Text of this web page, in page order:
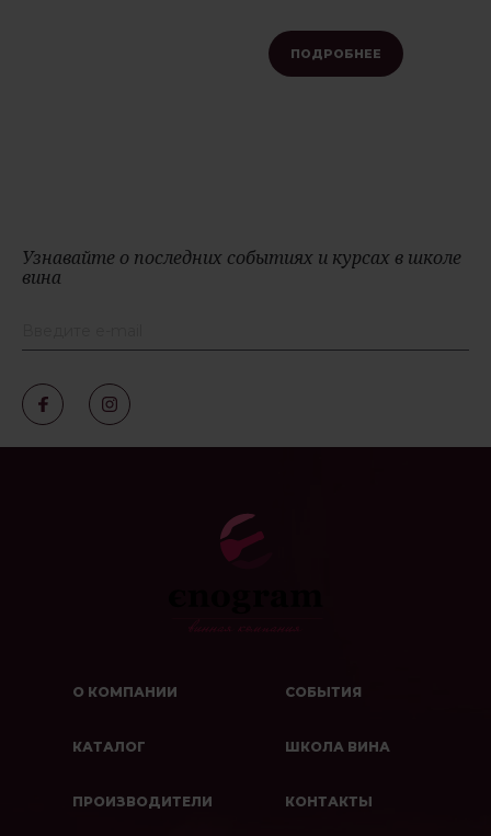
ПОДРОБНЕЕ
Узнавайте о последних событиях и курсах в школе
вина
О КОМПАНИИ
КАТАЛОГ
ПРОИЗВОДИТЕЛИ
СОБЫТИЯ
ШКОЛА ВИНА
КОНТАКТЫ